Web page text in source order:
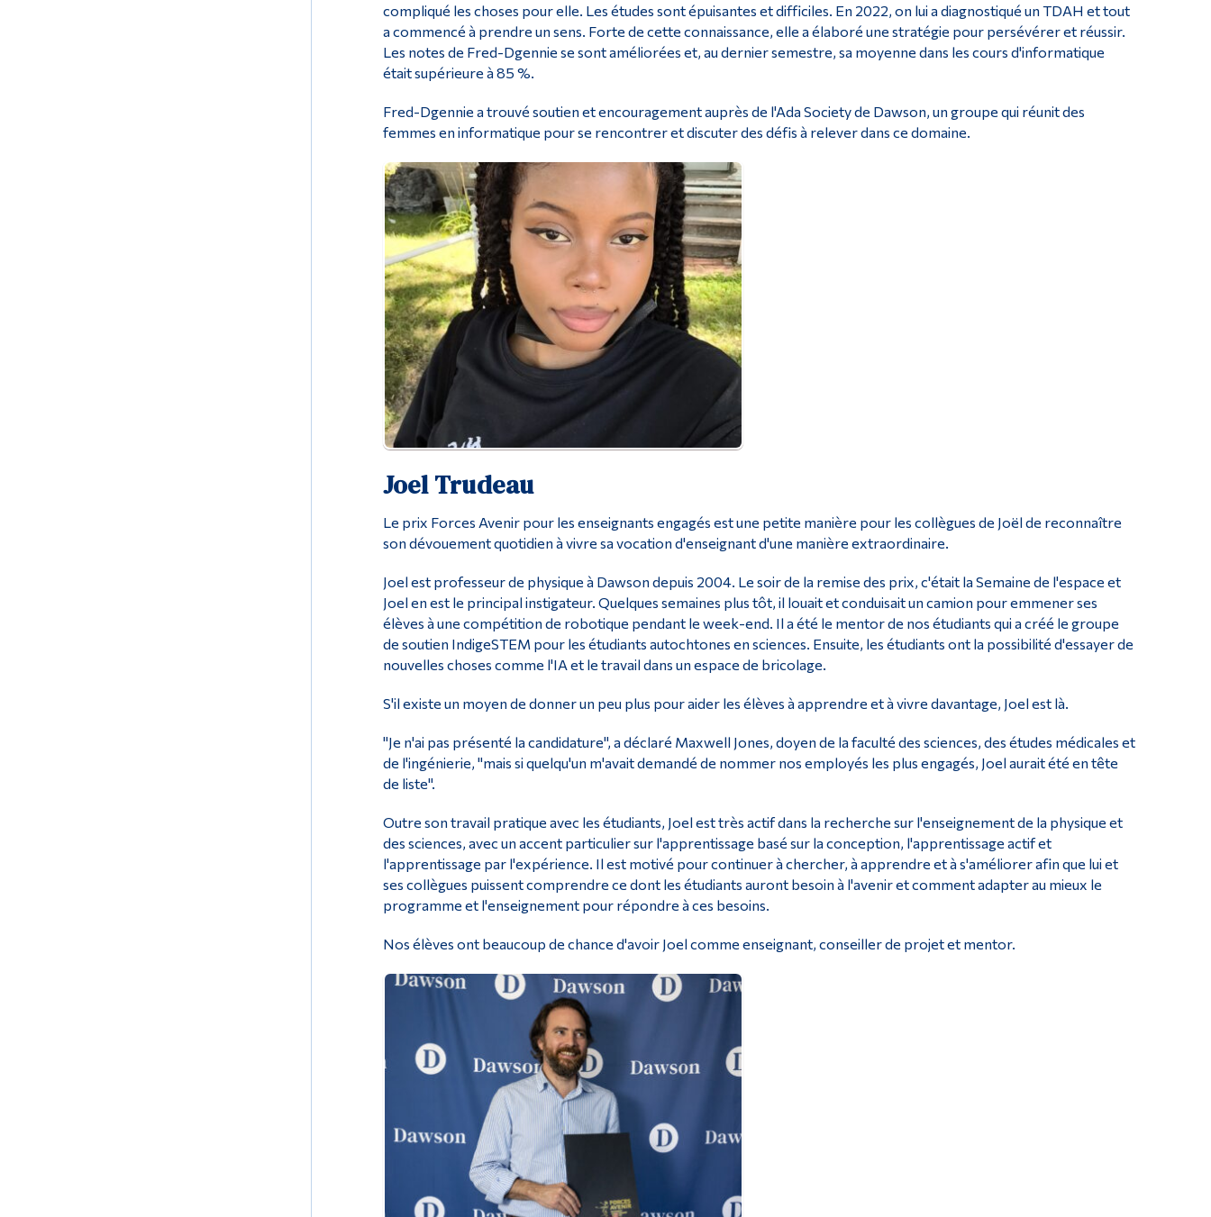
compliqué les choses pour elle. Les études sont épuisantes et difficiles. En 2022, on lui a diagnostiqué un TDAH et tout
a commencé à prendre un sens. Forte de cette connaissance, elle a élaboré une stratégie pour persévérer et réussir.
Les notes de Fred-Dgennie se sont améliorées et, au dernier semestre, sa moyenne dans les cours d'informatique
était supérieure à 85 %.
Fred-Dgennie a trouvé soutien et encouragement auprès de l'Ada Society de Dawson, un groupe qui réunit des
femmes en informatique pour se rencontrer et discuter des défis à relever dans ce domaine.
Joel Trudeau
Le prix Forces Avenir pour les enseignants engagés est une petite manière pour les collègues de Joël de reconnaître
son dévouement quotidien à vivre sa vocation d'enseignant d'une manière extraordinaire.
Joel est professeur de physique à Dawson depuis 2004. Le soir de la remise des prix, c'était la Semaine de l'espace et
Joel en est le principal instigateur. Quelques semaines plus tôt, il louait et conduisait un camion pour emmener ses
élèves à une compétition de robotique pendant le week-end. Il a été le mentor de nos étudiants qui a créé le groupe
de soutien IndigeSTEM pour les étudiants autochtones en sciences. Ensuite, les étudiants ont la possibilité d'essayer de
nouvelles choses comme l'IA et le travail dans un espace de bricolage.
S'il existe un moyen de donner un peu plus pour aider les élèves à apprendre et à vivre davantage, Joel est là.
"Je n'ai pas présenté la candidature", a déclaré Maxwell Jones, doyen de la faculté des sciences, des études médicales et
de l'ingénierie, "mais si quelqu'un m'avait demandé de nommer nos employés les plus engagés, Joel aurait été en tête
de liste".
Outre son travail pratique avec les étudiants, Joel est très actif dans la recherche sur l'enseignement de la physique et
des sciences, avec un accent particulier sur l'apprentissage basé sur la conception, l'apprentissage actif et
l'apprentissage par l'expérience. Il est motivé pour continuer à chercher, à apprendre et à s'améliorer afin que lui et
ses collègues puissent comprendre ce dont les étudiants auront besoin à l'avenir et comment adapter au mieux le
programme et l'enseignement pour répondre à ces besoins.
Nos élèves ont beaucoup de chance d'avoir Joel comme enseignant, conseiller de projet et mentor.